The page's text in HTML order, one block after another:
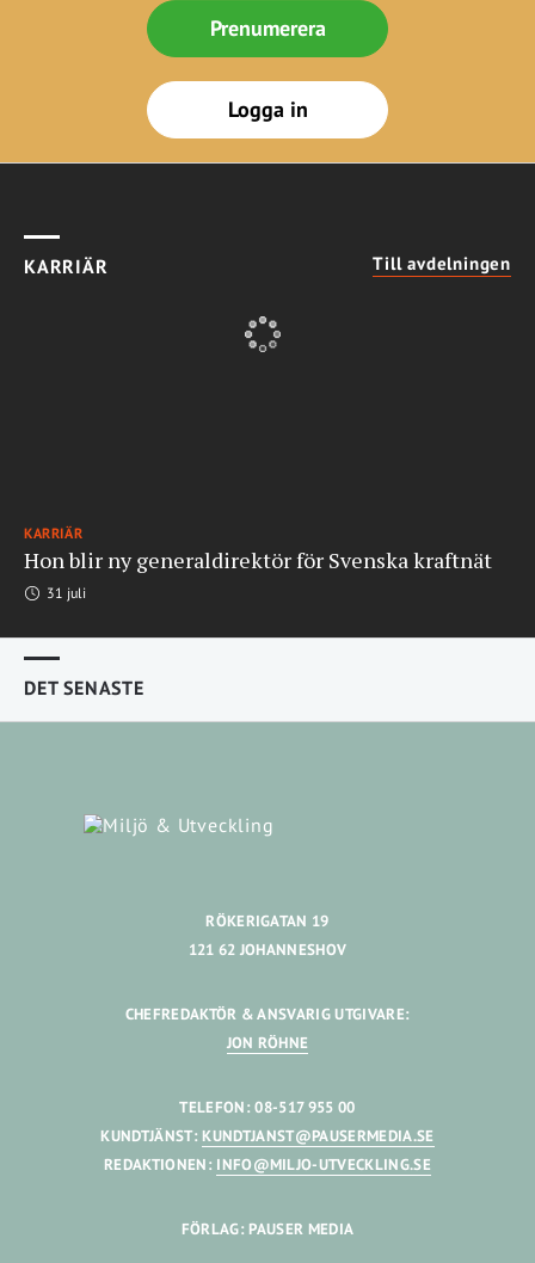
Prenumerera
Logga in
KARRIÄR Till avdelningen
KARRIÄR
Hon blir ny generaldirektör för Svenska kraftnät
31 juli
DET SENASTE
RÖKERIGATAN 19
121 62 JOHANNESHOV
CHEFREDAKTÖR & ANSVARIG UTGIVARE:
JON RÖHNE
TELEFON: 08-517 955 00
KUNDTJÄNST: KUNDTJANST@PAUSERMEDIA.SE
REDAKTIONEN: INFO@MILJO-UTVECKLING.SE
FÖRLAG: PAUSER MEDIA